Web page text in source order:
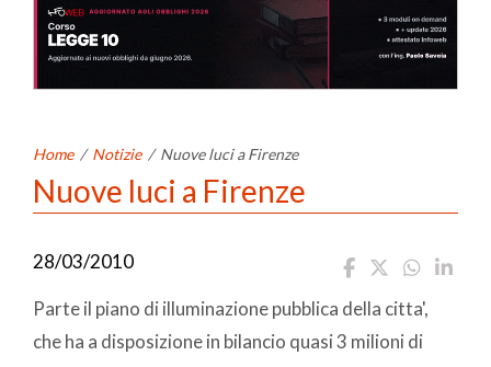
Home / Notizie / Nuove luci a Firenze
Nuove luci a Firenze
28/03/2010
Parte il piano di illuminazione pubblica della citta',
che ha a disposizione in bilancio quasi 3 milioni di